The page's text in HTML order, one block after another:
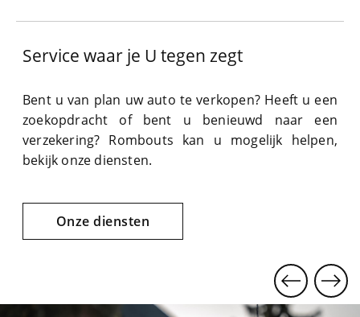
Service waar je U tegen zegt
Bent u van plan uw auto te verkopen? Heeft u een
zoekopdracht of bent u benieuwd naar een
verzekering? Rombouts kan u mogelijk helpen,
bekijk onze diensten.
Onze diensten